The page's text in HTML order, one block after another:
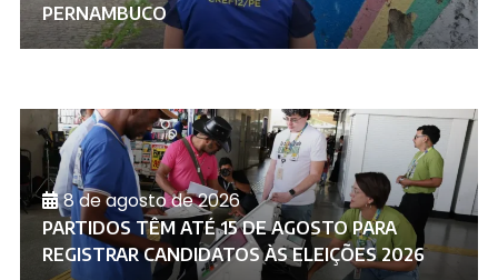
PERNAMBUCO
8 de agosto de 2026
PARTIDOS TÊM ATÉ 15 DE AGOSTO PARA
REGISTRAR CANDIDATOS ÀS ELEIÇÕES 2026